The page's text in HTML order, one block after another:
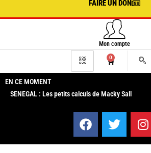
FAIRE UN DON
Mon compte
0
EN CE MOMENT
SENEGAL : Les petits calculs de Macky Sall